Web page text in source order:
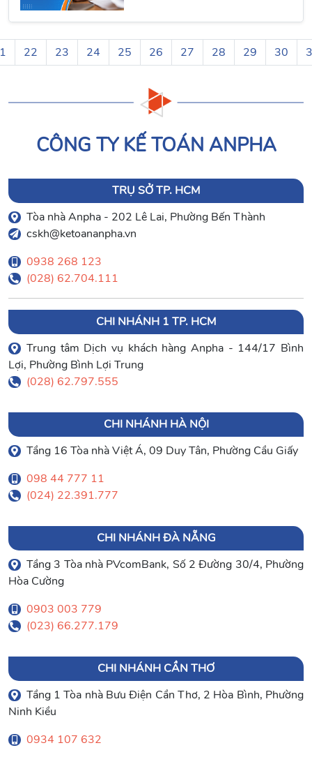
22 23 24 25 26 27 28 29 30
CÔNG TY KẾ TOÁN ANPHA
TRỤ SỞ TP. HCM
Tòa nhà Anpha - 202 Lê Lai, Phường Bến Thành
cskh@ketoananpha.vn
0938 268 123
(028) 62.704.111
CHI NHÁNH 1 TP. HCM
Trung tâm Dịch vụ khách hàng Anpha - 144/17 Bình
Lợi, Phường Bình Lợi Trung
(028) 62.797.555
CHI NHÁNH HÀ NỘI
Tầng 16 Tòa nhà Việt Á, 09 Duy Tân, Phường Cầu Giấy
098 44 777 11
(024) 22.391.777
CHI NHÁNH ĐÀ NẴNG
Tầng 3 Tòa nhà PVcomBank, Số 2 Đường 30/4, Phường
Hòa Cường
0903 003 779
(023) 66.277.179
CHI NHÁNH CẦN THƠ
Tầng 1 Tòa nhà Bưu Điện Cần Thơ, 2 Hòa Bình, Phường
Ninh Kiều
0934 107 632